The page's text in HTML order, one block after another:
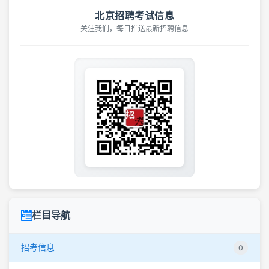
北京招聘考试信息
关注我们，每日推送最新招聘信息
栏目导航
招考信息 0